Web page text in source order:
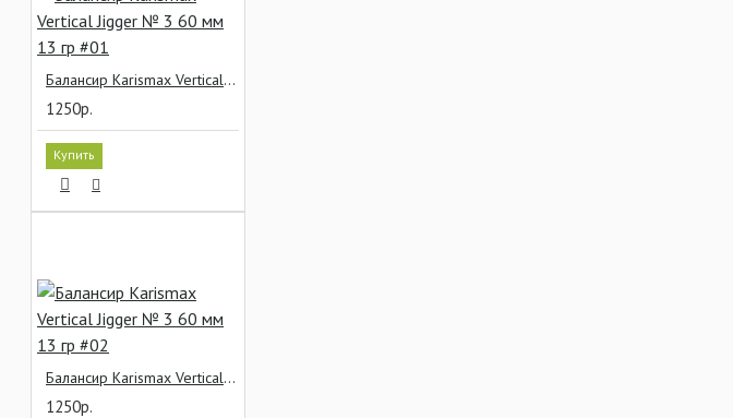
БЫТ НА РЫБАЛКЕ
ВСЁ ДЛЯ ОСНАСТОК
Балансир Karismax Vertical Jigger № 3 60 мм 13 гр #01
1250р.
Купить
Балансир Karismax Vertical Jigger № 3 60 мм 13 гр #02
1250р.